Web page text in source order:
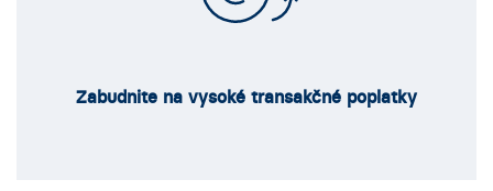
Zabudnite na vysoké transakčné poplatky